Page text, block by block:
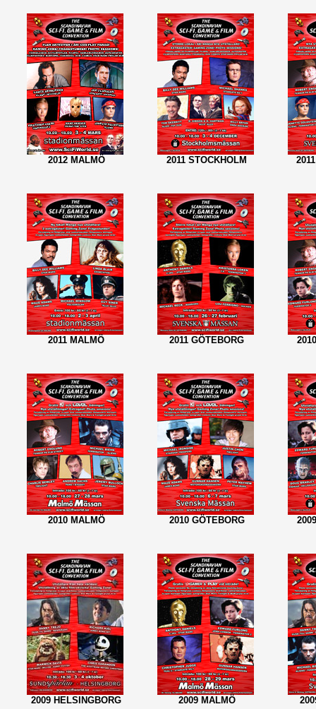
2012 MALMÖ 2011 STOCKHOLM
2011 MALMÖ 2011 GÖTEBORG
2010 MALMÖ 2010 GÖTEBORG
2009 HELSINGBORG 2009 MALMÖ